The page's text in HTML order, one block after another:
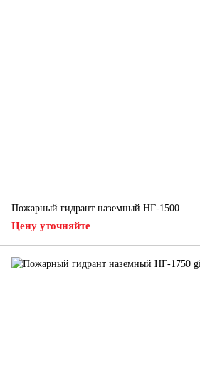
Пожарный гидрант наземный НГ-1500
Цену уточняйте